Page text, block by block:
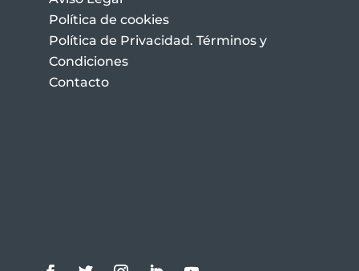
Política de cookies
Política de Privacidad. Términos y
Condiciones
Contacto